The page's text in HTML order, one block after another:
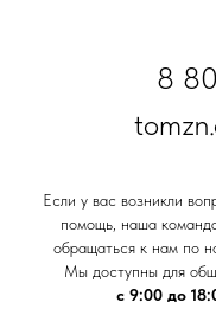
8
Если у вас возникли
помощь, наша
обращаться к нам по
Мы доступны для
с 9:00 до